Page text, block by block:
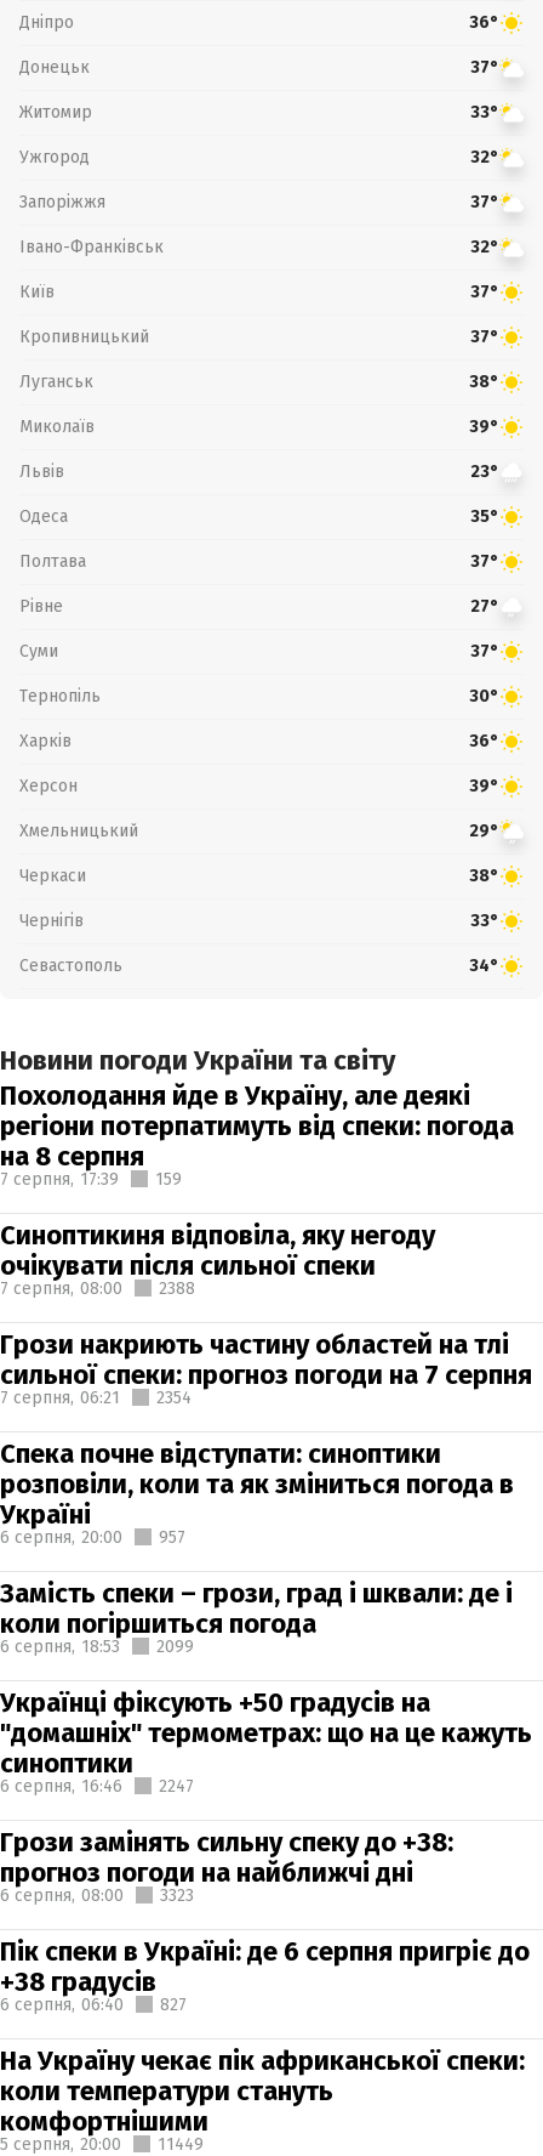
Дніпро 36°
Донецьк 37°
Житомир 33°
Ужгород 32°
Запоріжжя 37°
Івано-Франківськ 32°
Київ 37°
Кропивницький 37°
Луганськ 38°
Миколаїв 39°
Львів 23°
Одеса 35°
Полтава 37°
Рівне 27°
Суми 37°
Тернопіль 30°
Харків 36°
Херсон 39°
Хмельницький 29°
Черкаси 38°
Чернігів 33°
Севастополь 34°
Новини погоди України та світу
Похолодання йде в Україну, але деякі
регіони потерпатимуть від спеки: погода
на 8 серпня
7 серпня, 17:39 159
Синоптикиня відповіла, яку негоду
очікувати після сильної спеки
7 серпня, 08:00 2388
Грози накриють частину областей на тлі
сильної спеки: прогноз погоди на 7 серпня
7 серпня, 06:21 2354
Спека почне відступати: синоптики
розповіли, коли та як зміниться погода в
Україні
6 серпня, 20:00 957
Замість спеки – грози, град і шквали: де і
коли погіршиться погода
6 серпня, 18:53 2099
Українці фіксують +50 градусів на
"домашніх" термометрах: що на це кажуть
синоптики
6 серпня, 16:46 2247
Грози замінять сильну спеку до +38:
прогноз погоди на найближчі дні
6 серпня, 08:00 3323
Пік спеки в Україні: де 6 серпня пригріє до
+38 градусів
6 серпня, 06:40 827
На Україну чекає пік африканської спеки:
коли температури стануть
комфортнішими
5 серпня, 20:00 11449